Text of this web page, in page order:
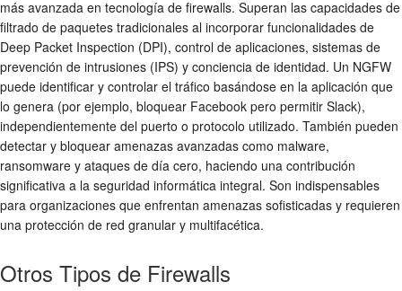
más avanzada en tecnología de firewalls. Superan las capacidades de
filtrado de paquetes tradicionales al incorporar funcionalidades de
Deep Packet Inspection (DPI), control de aplicaciones, sistemas de
prevención de intrusiones (IPS) y conciencia de identidad. Un NGFW
puede identificar y controlar el tráfico basándose en la aplicación que
lo genera (por ejemplo, bloquear Facebook pero permitir Slack),
independientemente del puerto o protocolo utilizado. También pueden
detectar y bloquear amenazas avanzadas como malware,
ransomware y ataques de día cero, haciendo una contribución
significativa a la seguridad informática integral. Son indispensables
para organizaciones que enfrentan amenazas sofisticadas y requieren
una protección de red granular y multifacética.
Otros Tipos de Firewalls